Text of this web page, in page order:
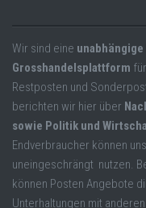
Wir sind eine
Grosshandelsplattform
Restposten und
berichten wir hier über
sowie Politik und
Endverbraucher können
uneingeschrängt nutzen.
können Posten Angebote
Unterhaltungen mit